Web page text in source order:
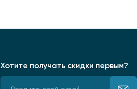
Хотите получать скидки первым?